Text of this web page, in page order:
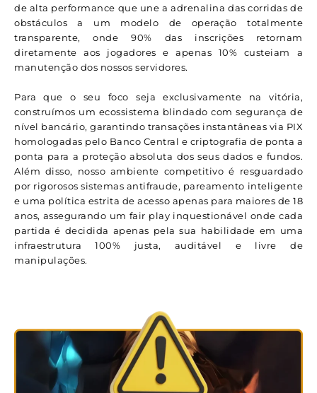
de alta performance que une a adrenalina das corridas de
obstáculos a um modelo de operação totalmente
transparente, onde 90% das inscrições retornam
diretamente aos jogadores e apenas 10% custeiam a
manutenção dos nossos servidores.
Para que o seu foco seja exclusivamente na vitória,
construímos um ecossistema blindado com segurança de
nível bancário, garantindo transações instantâneas via PIX
homologadas pelo Banco Central e criptografia de ponta a
ponta para a proteção absoluta dos seus dados e fundos.
Além disso, nosso ambiente competitivo é resguardado
por rigorosos sistemas antifraude, pareamento inteligente
e uma política estrita de acesso apenas para maiores de 18
anos, assegurando um fair play inquestionável onde cada
partida é decidida apenas pela sua habilidade em uma
infraestrutura 100% justa, auditável e livre de
manipulações.